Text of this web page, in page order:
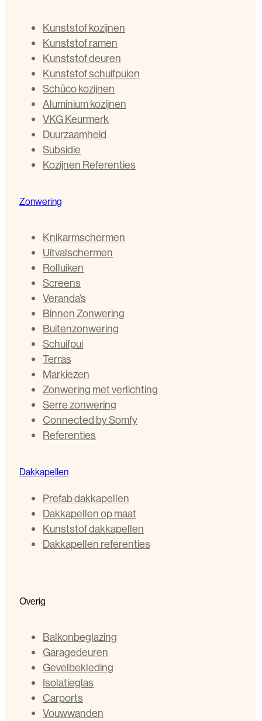
Kunststof kozijnen
Kunststof ramen
Kunststof deuren
Kunststof schuifpuien
Schüco kozijnen
Aluminium kozijnen
VKG Keurmerk
Duurzaamheid
Subsidie
Kozijnen Referenties
Zonwering
Knikarmschermen
Uitvalschermen
Rolluiken
Screens
Veranda’s
Binnen Zonwering
Buitenzonwering
Schuifpui
Terras
Markiezen
Zonwering met verlichting
Serre zonwering
Connected by Somfy
Referenties
Dakkapellen
Prefab dakkapellen
Dakkapellen op maat
Kunststof dakkapellen
Dakkapellen referenties
Overig
Balkonbeglazing
Garagedeuren
Gevelbekleding
Isolatieglas
Carports
Vouwwanden